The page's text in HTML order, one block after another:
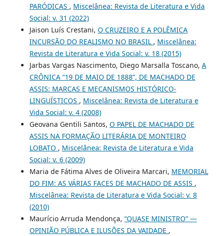
PARÓDICAS , Miscelânea: Revista de Literatura e Vida
Social: v. 31 (2022)
Jaison Luís Crestani, O CRUZEIRO E A POLÊMICA
INCURSÃO DO REALISMO NO BRASIL , Miscelânea:
Revista de Literatura e Vida Social: v. 18 (2015)
Jarbas Vargas Nascimento, Diego Marsalla Toscano, A
CRÔNICA “19 DE MAIO DE 1888”, DE MACHADO DE
ASSIS: MARCAS E MECANISMOS HISTÓRICO-
LINGUÍSTICOS , Miscelânea: Revista de Literatura e
Vida Social: v. 4 (2008)
Geovana Gentili Santos, O PAPEL DE MACHADO DE
ASSIS NA FORMAÇÃO LITERÁRIA DE MONTEIRO
LOBATO , Miscelânea: Revista de Literatura e Vida
Social: v. 6 (2009)
Maria de Fátima Alves de Oliveira Marcari, MEMORIAL
DO FIM: AS VÁRIAS FACES DE MACHADO DE ASSIS ,
Miscelânea: Revista de Literatura e Vida Social: v. 8
(2010)
Maurício Arruda Mendonça, “QUASE MINISTRO” —
OPINIÃO PÚBLICA E ILUSÕES DA VAIDADE ,